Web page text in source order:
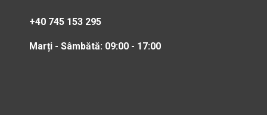
+40 745 153 295
Marți - Sâmbătă: 09:00 - 17:00